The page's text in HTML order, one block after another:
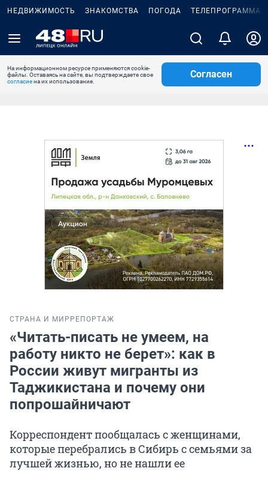
НЕДВИЖИМОСТЬ ЗНАКОМСТВА ПОГОДА ТЕЛЕПРОГРАММА
На информационном ресурсе применяются cookie-
файлы. Оставаясь на сайте, вы подтверждаете свое
согласиена их использование.
Согласен
СТРАНА И МИР РЕПОРТАЖ
«Читать-писать не умеем, на
работу никто не берет»: как в
России живут мигранты из
Таджикистана и почему они
попрошайничают
Корреспондент пообщалась с женщинами,
которые перебрались в Сибирь с семьями за
лучшей жизнью, но не нашли ее